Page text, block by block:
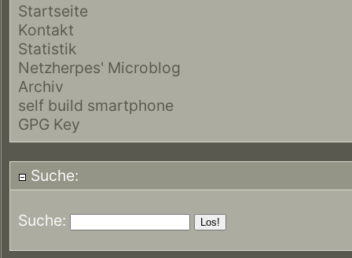
Startseite
Kontakt
Statistik
Netzherpes' Microblog
Archiv
self build smartphone
GPG Key
Suche:
Suche: